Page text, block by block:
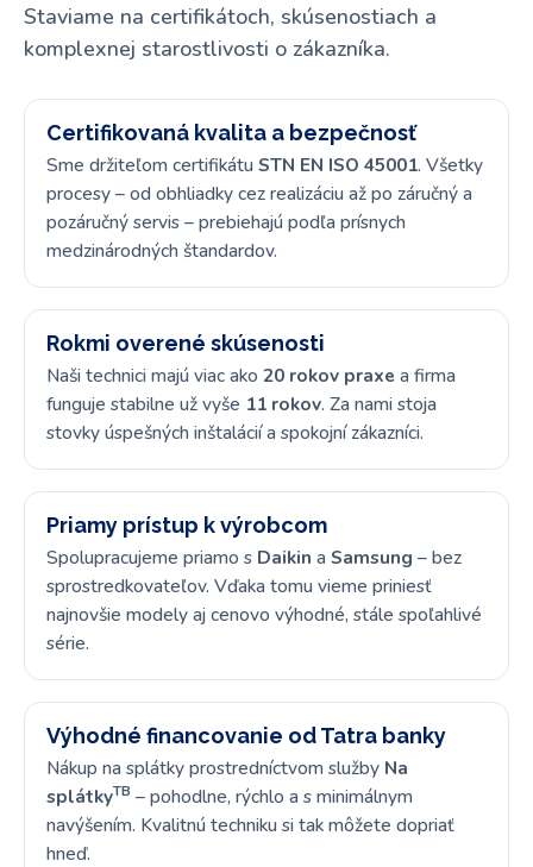
Staviame na certifikátoch, skúsenostiach a
komplexnej starostlivosti o zákazníka.
Certifikovaná kvalita a bezpečnosť
Sme držiteľom certifikátu STN EN ISO 45001. Všetky
procesy – od obhliadky cez realizáciu až po záručný a
pozáručný servis – prebiehajú podľa prísnych
medzinárodných štandardov.
Rokmi overené skúsenosti
Naši technici majú viac ako 20 rokov praxea firma
funguje stabilne už vyše 11 rokov. Za nami stoja
stovky úspešných inštalácií a spokojní zákazníci.
Priamy prístup k výrobcom
Spolupracujeme priamo s Daikin a Samsung – bez
sprostredkovateľov. Vďaka tomu vieme priniesť
najnovšie modely aj cenovo výhodné, stále spoľahlivé
série.
Výhodné financovanie od Tatra banky
Nákup na splátky prostredníctvom služby Na
splátkyTB – pohodlne, rýchlo a s minimálnym
navýšením. Kvalitnú techniku si tak môžete dopriať
hneď.